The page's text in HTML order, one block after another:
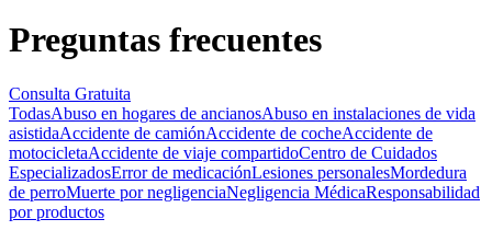
Preguntas frecuentes
Consulta Gratuita
TodasAbuso en hogares de ancianosAbuso en instalaciones de vida
asistidaAccidente de camiónAccidente de cocheAccidente de
motocicletaAccidente de viaje compartidoCentro de Cuidados
EspecializadosError de medicaciónLesiones personalesMordedura
de perroMuerte por negligenciaNegligencia MédicaResponsabilidad
por productos